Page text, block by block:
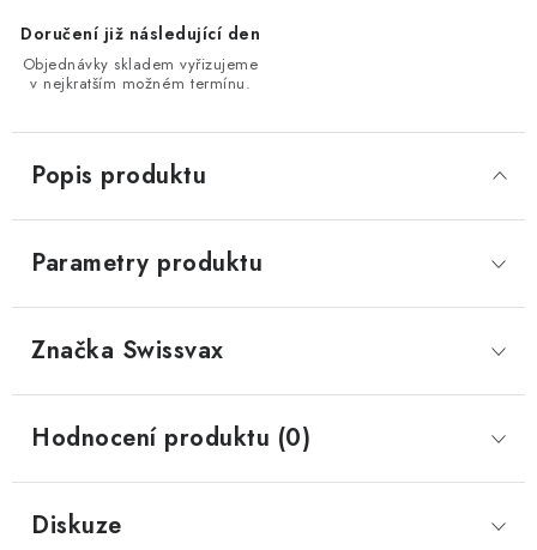
Doručení již následující den
Objednávky skladem vyřizujeme
v nejkratším možném termínu.
Popis produktu
Parametry produktu
Značka Swissvax
Hodnocení produktu (0)
Diskuze